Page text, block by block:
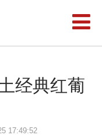
经典红葡
17:49:52